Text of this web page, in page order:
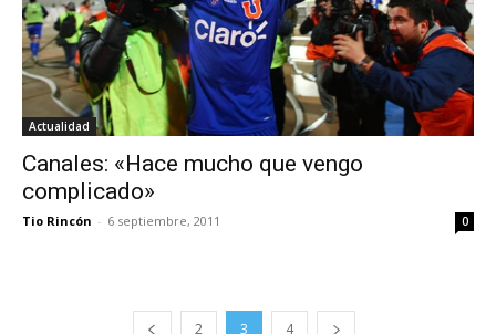
Actualidad
Canales: «Hace mucho que vengo
complicado»
Tio Rincón - 6 septiembre, 2011 0
2 3 4